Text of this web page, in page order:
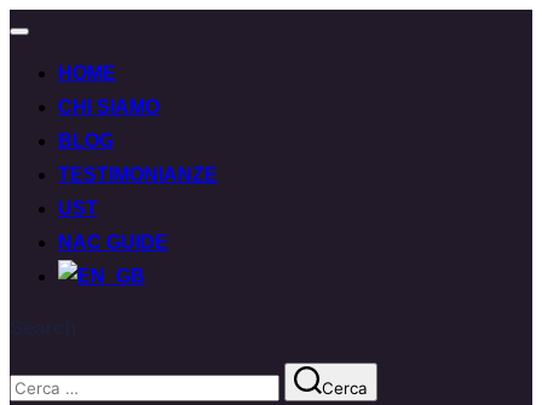
Attiva/disattiva
HOME
CHI SIAMO
BLOG
TESTIMONIANZE
UST
NAC GUIDE
Cerca
Cerca